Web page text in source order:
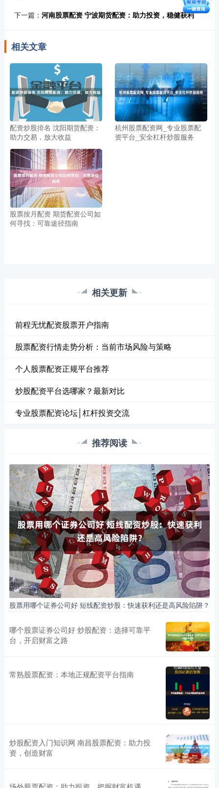
下一篇： 河南股票配资 宁波期货配资：助力投资，稳健获利
相关文章
配资炒股排名 沈阳期货配资：
助力交易，放大收益
杭州股票配资网_专业股票配
资平台_安全杠杆炒股服务
股票按月配资 期货配资公司如
何寻找：可靠途径指南
相关更新
前程无忧配资股票开户指南
股票配资行情走势分析：当前市场风险与策略
个人股票配资正规平台推荐
炒股配资平台选哪家？最新对比
专业股票配资论坛│杠杆投资交流
推荐阅读
股票用哪个证券公司好 短线配资炒股：快速获利还是高风险陷阱？
哪个股票证券公司好 炒股配资：选择可靠平
台，开启财富之路
常熟股票配资：本地正规配资平台指南
炒股配资入门知识网 南昌股票配资：助力投
资，创造财富